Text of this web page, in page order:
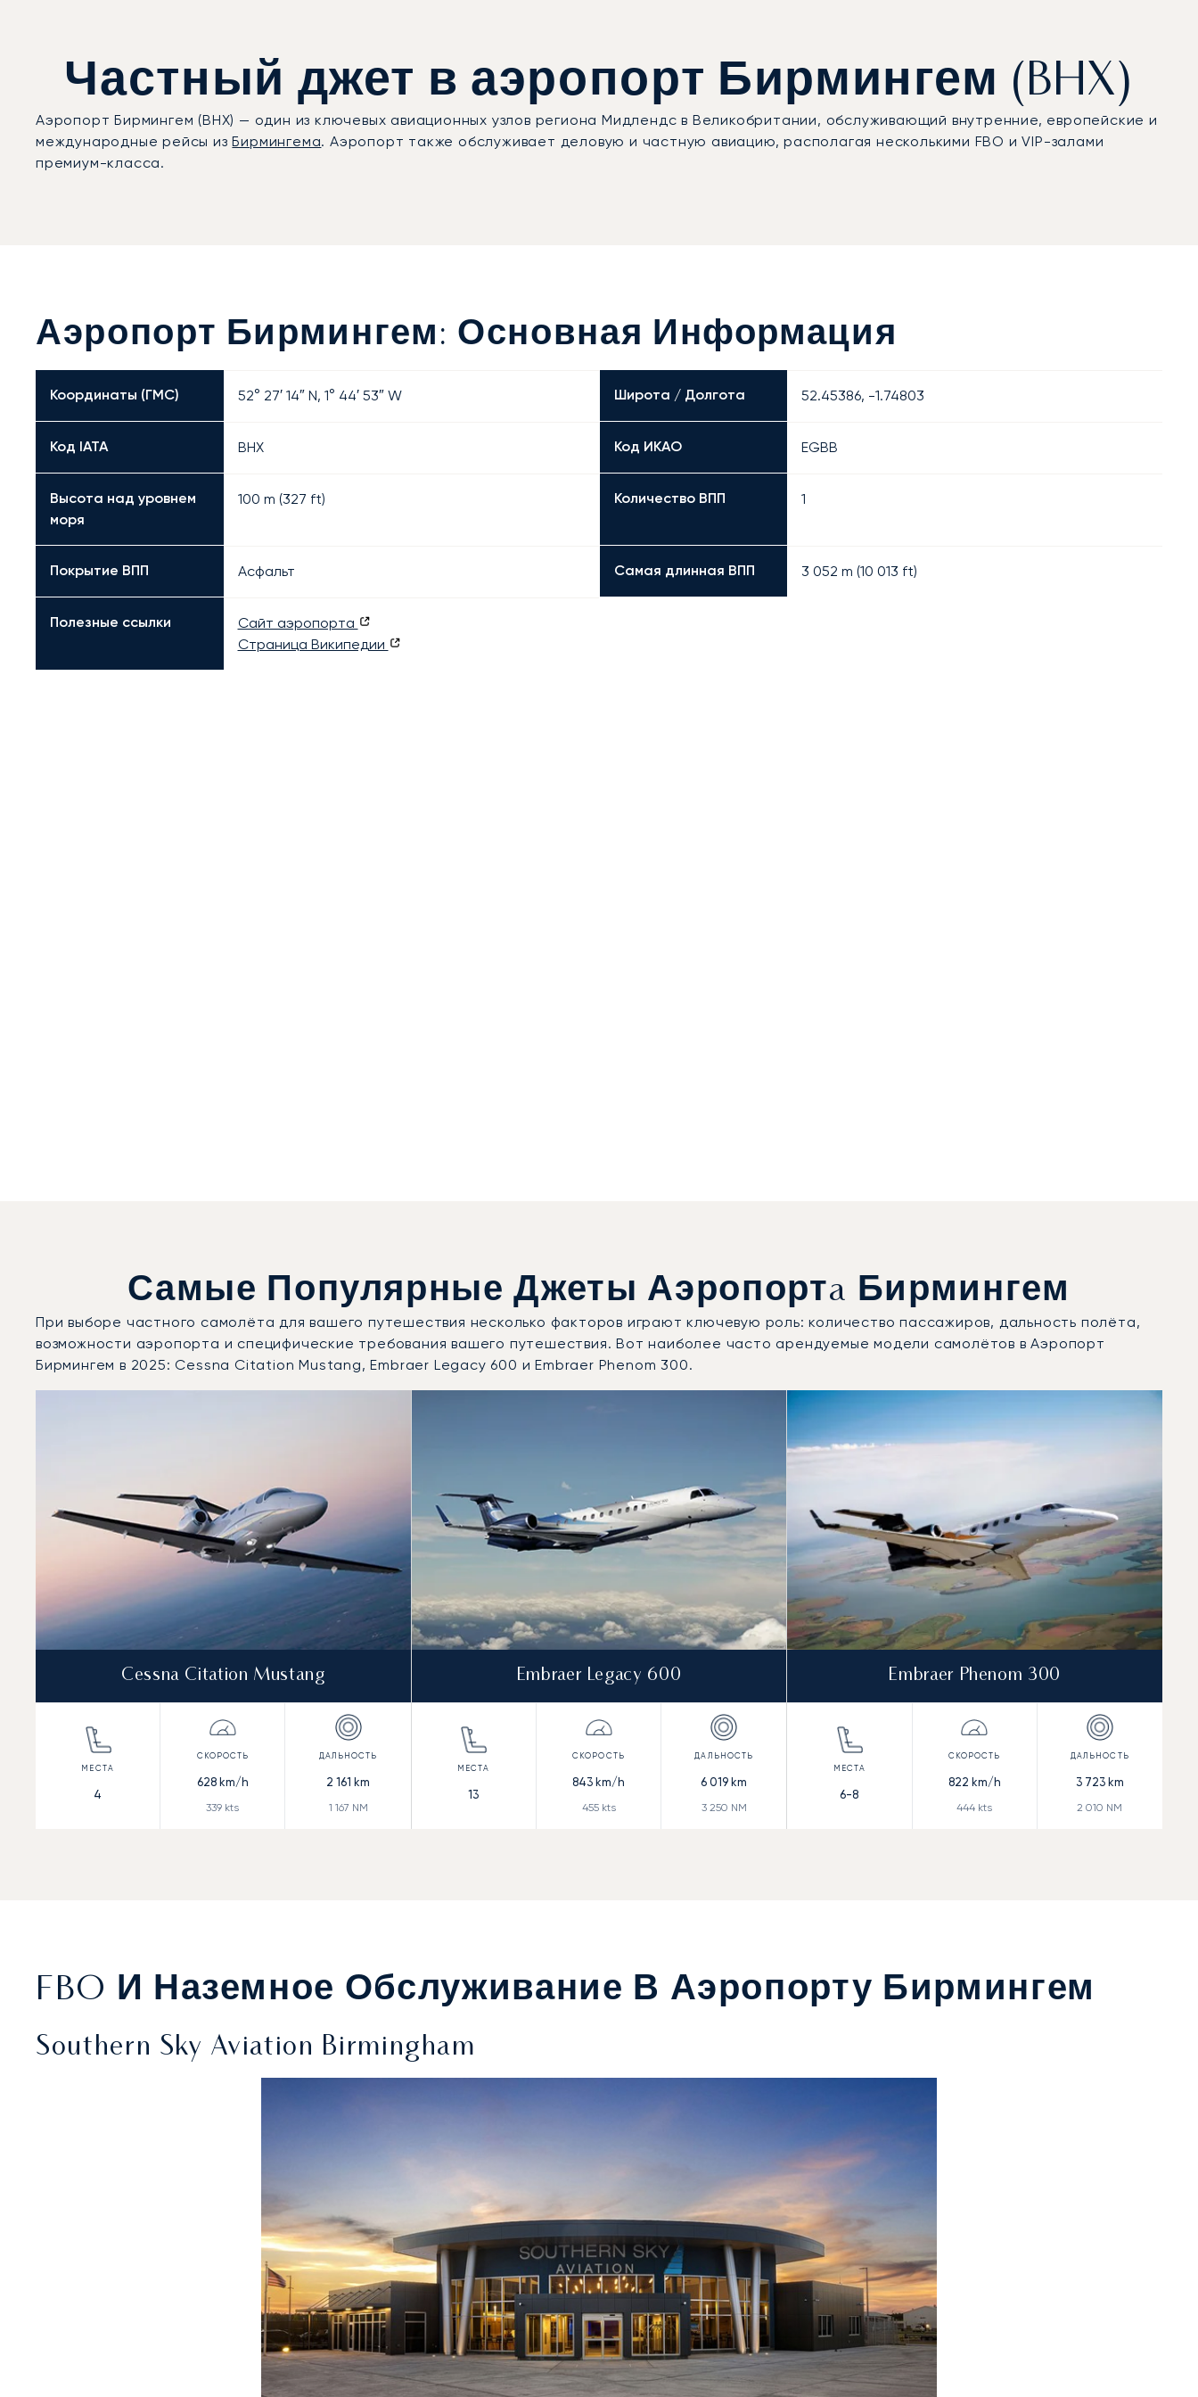
Частный джет в аэропорт Бирмингем (BHX)
Аэропорт Бирмингем (BHX) — один из ключевых авиационных узлов региона Мидлендс в Великобритании, обслуживающий внутренние, европейские и
международные рейсы изБирмингема. Аэропорт также обслуживает деловую и частную авиацию, располагая несколькими FBO и VIP-залами
премиум-класса.
Аэропорт Бирмингем: Основная Информация
Координаты (ГМС) 52° 27′ 14″ N, 1° 44′ 53″ W Широта / Долгота 52.45386, -1.74803
Код IATA BHX Код ИКАО EGBB
Высота над уровнем
моря
100 m (327 ft) Количество ВПП 1
Покрытие ВПП Асфальт Самая длинная ВПП 3 052 m (10 013 ft)
Полезные ссылки
Сайт аэропорта
Страница Википедии
Самые Популярные Джеты Аэропортa Бирмингем
При выборе частного самолёта для вашего путешествия несколько факторов играют ключевую роль: количество пассажиров, дальность полёта,
возможности аэропорта и специфические требования вашего путешествия. Вот наиболее часто арендуемые модели самолётов в Аэропорт
Бирмингем в 2025: Cessna Citation Mustang, Embraer Legacy 600 и Embraer Phenom 300.
Аэропорт Бирмингем : 3 наиболее востребованные модели воздушных судов по числу полётных движений в 2025 году
Cessna Citation Mustang
4
628km/h
339 kts
2 161 km
1 167 NM
Embraer Legacy 600
13
843 km/h
455kts
6 019 km
3 250 NM
Embraer Phenom 300
6-8
822 km/h
444 kts
3 723km
2 010 NM
FBO И Наземное Обслуживание В Аэропорту Бирмингем
Southern Sky Aviation Birmingham